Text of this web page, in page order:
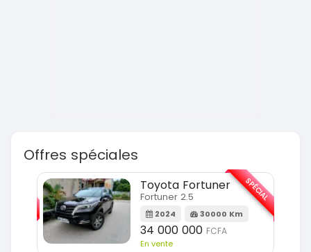
Offres spéciales
Toyota Fortuner
Fortuner 2.5
2024 30000 Km
34 000 000 FCFA
En vente
SPÉCIAL